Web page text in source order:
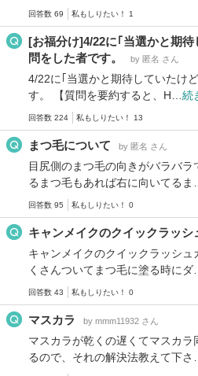
回答数 69 私もしりたい！ 1
[お福分け]4/22に｢当選かと期
問をした者です。
by 匿名 さん
4/22に｢当選かと期待していたけ
す。 【質問を要約すると、H… 続
回答数 224 私もしりたい！ 13
まつ毛について by 匿名 さん
目尻側のまつ毛の向きがバラバ
るまつ毛もあれば右に向いてるま…
回答数 95 私もしりたい！ 0
キャンメイクのクイックラッシ
キャンメイクのクイックラッシ
くさんついてまつ毛に塗る時にダ…
回答数 43 私もしりたい！ 0
マスカラ by mmm11932 さん
マスカラが乾くの遅くてマスカ
るので、それの解決法教えて下さ…